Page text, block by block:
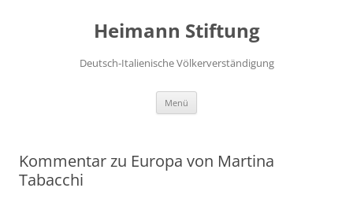
Heimann Stiftung
Deutsch-Italienische Völkerverständigung
Menü
Kommentar zu Europa von Martina
Tabacchi